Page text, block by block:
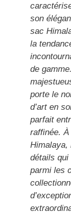
son
sac
la
de
porte le
d’art en
parfait
raffinée.
Himalaya,
détails qui
parmi les